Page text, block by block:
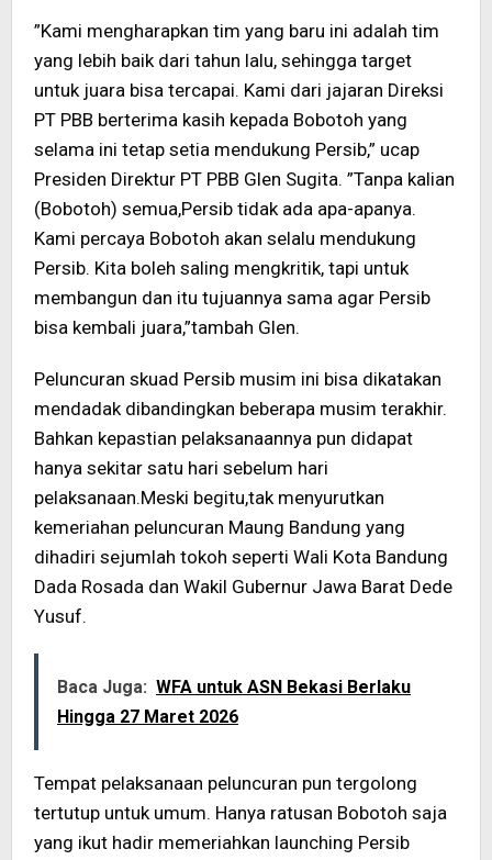
”Kami mengharapkan tim yang baru ini adalah tim
yang lebih baik dari tahun lalu, sehingga target
untuk juara bisa tercapai. Kami dari jajaran Direksi
PT PBB berterima kasih kepada Bobotoh yang
selama ini tetap setia mendukung Persib,” ucap
Presiden Direktur PT PBB Glen Sugita. ”Tanpa kalian
(Bobotoh) semua,Persib tidak ada apa-apanya.
Kami percaya Bobotoh akan selalu mendukung
Persib. Kita boleh saling mengkritik, tapi untuk
membangun dan itu tujuannya sama agar Persib
bisa kembali juara,”tambah Glen.
Peluncuran skuad Persib musim ini bisa dikatakan
mendadak dibandingkan beberapa musim terakhir.
Bahkan kepastian pelaksanaannya pun didapat
hanya sekitar satu hari sebelum hari
pelaksanaan.Meski begitu,tak menyurutkan
kemeriahan peluncuran Maung Bandung yang
dihadiri sejumlah tokoh seperti Wali Kota Bandung
Dada Rosada dan Wakil Gubernur Jawa Barat Dede
Yusuf.
Baca Juga: WFA untuk ASN Bekasi Berlaku
Hingga 27 Maret 2026
Tempat pelaksanaan peluncuran pun tergolong
tertutup untuk umum. Hanya ratusan Bobotoh saja
yang ikut hadir memeriahkan launching Persib